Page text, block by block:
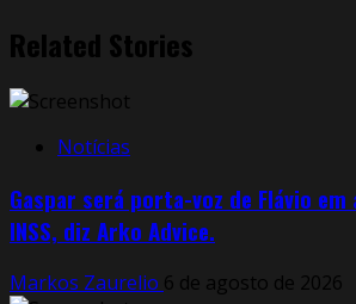
Related Stories
Notícias
Gaspar será porta-voz de Flávio
INSS, diz Arko Advice.
Markos Zaurelio 6 de agosto de 2026